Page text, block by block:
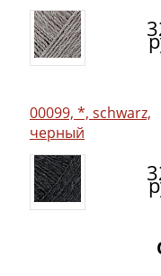
00099, *, schwarz,
черный